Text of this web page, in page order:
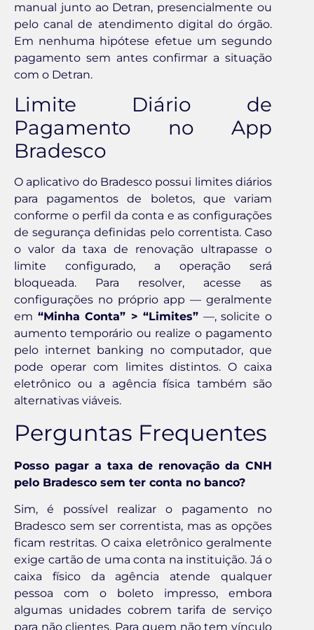
manual junto ao Detran, presencialmente ou
pelo canal de atendimento digital do órgão.
Em nenhuma hipótese efetue um segundo
pagamento sem antes confirmar a situação
com o Detran.
Limite Diário de
Pagamento no App
Bradesco
O aplicativo do Bradesco possui limites diários
para pagamentos de boletos, que variam
conforme o perfil da conta e as configurações
de segurança definidas pelo correntista. Caso
o valor da taxa de renovação ultrapasse o
limite configurado, a operação será
bloqueada. Para resolver, acesse as
configurações no próprio app — geralmente
em “Minha Conta” > “Limites” —, solicite o
aumento temporário ou realize o pagamento
pelo internet banking no computador, que
pode operar com limites distintos. O caixa
eletrônico ou a agência física também são
alternativas viáveis.
Perguntas Frequentes
Posso pagar a taxa de renovação da CNH
pelo Bradesco sem ter conta no banco?
Sim, é possível realizar o pagamento no
Bradesco sem ser correntista, mas as opções
ficam restritas. O caixa eletrônico geralmente
exige cartão de uma conta na instituição. Já o
caixa físico da agência atende qualquer
pessoa com o boleto impresso, embora
algumas unidades cobrem tarifa de serviço
para não clientes. Para quem não tem vínculo